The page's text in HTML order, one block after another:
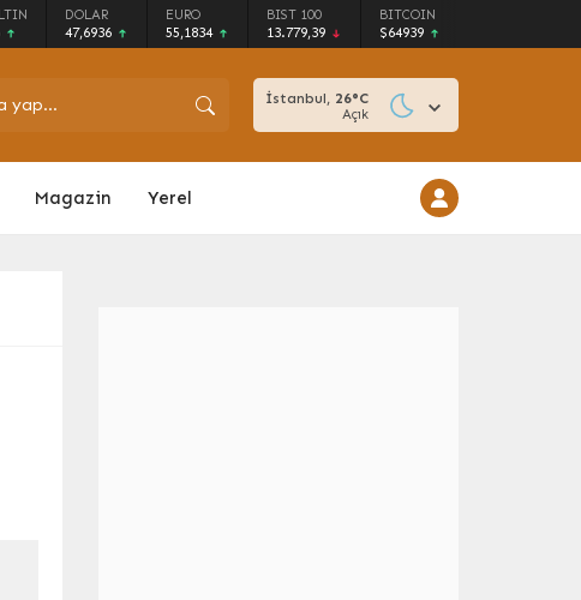
DOLAR
47,6936
EURO
55,1834
BIST 100
13.779,39
BITCOIN
$64939
İstanbul, 26°C
Açık
Magazin Yerel